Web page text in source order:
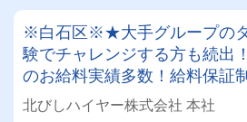
※白石区※★大手グループの
験でチャレンジする方も続出
のお給料実績多数！給料保証
安心◎札幌エリアでタクシード
北びしハイヤー株式会社 本社